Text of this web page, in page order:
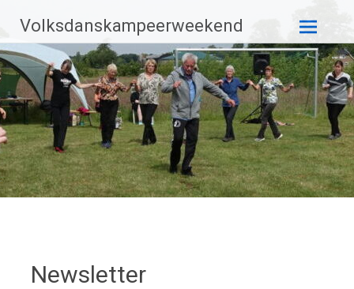
naar
de
inhoud
Volksdanskampeerweekend
Newsletter